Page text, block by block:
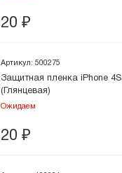
20 ₽
Артикул: 500275
Защитная пленка iPhone 4S
(Глянцевая)
Ожидаем
20 ₽